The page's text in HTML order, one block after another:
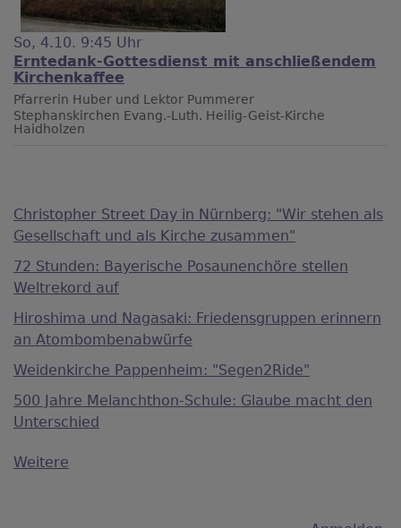
So, 4.10. 9:45 Uhr
Erntedank-Gottesdienst mit anschließendem
Kirchenkaffee
Pfarrerin Huber und Lektor Pummerer
Stephanskirchen Evang.-Luth. Heilig-Geist-Kirche
Haidholzen
Christopher Street Day in Nürnberg: "Wir stehen als
Gesellschaft und als Kirche zusammen"
72 Stunden: Bayerische Posaunenchöre stellen
Weltrekord auf
Hiroshima und Nagasaki: Friedensgruppen erinnern
an Atombombenabwürfe
Weidenkirche Pappenheim: "Segen2Ride"
500 Jahre Melanchthon-Schule: Glaube macht den
Unterschied
Weitere